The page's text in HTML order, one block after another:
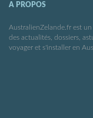
A PROPOS
AustralienZelande.fr est
des actualités, dossiers,
voyager et s'installer en